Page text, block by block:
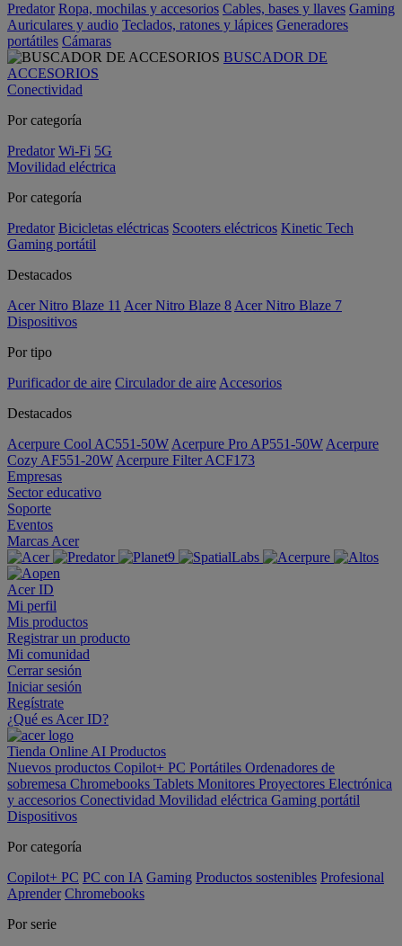
Predator Ropa, mochilas y accesorios Cables, bases y llaves Gaming
Auriculares y audio Teclados, ratones y lápices Generadores
portátiles Cámaras
BUSCADOR DE
ACCESORIOS
Conectividad
Por categoría
Predator Wi-Fi 5G
Movilidad eléctrica
Por categoría
Predator Bicicletas eléctricas Scooters eléctricos Kinetic Tech
Gaming portátil
Destacados
Acer Nitro Blaze 11 Acer Nitro Blaze 8 Acer Nitro Blaze 7
Dispositivos
Por tipo
Purificador de aire Circulador de aire Accesorios
Destacados
Acerpure Cool AC551-50W Acerpure Pro AP551-50W Acerpure
Cozy AF551-20W Acerpure Filter ACF173
Empresas
Sector educativo
Soporte
Eventos
Marcas Acer
Acer ID
Mi perfil
Mis productos
Registrar un producto
Mi comunidad
Cerrar sesión
Iniciar sesión
Regístrate
¿Qué es Acer ID?
Tienda Online AI Productos
Nuevos productos Copilot+ PC Portátiles Ordenadores de
sobremesa Chromebooks Tablets Monitores Proyectores Electrónica
y accesorios Conectividad Movilidad eléctrica Gaming portátil
Dispositivos
Por categoría
Copilot+ PC PC con IA Gaming Productos sostenibles Profesional
Aprender Chromebooks
Por serie